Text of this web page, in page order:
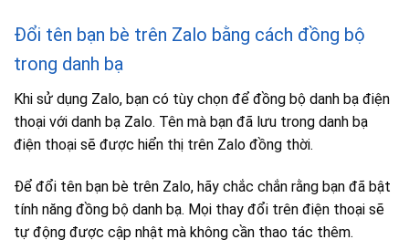
Đổi tên bạn bè trên Zalo bằng cách đồng bộ
trong danh bạ
Khi sử dụng Zalo, bạn có tùy chọn để đồng bộ danh bạ điện
thoại với danh bạ Zalo. Tên mà bạn đã lưu trong danh bạ
điện thoại sẽ được hiển thị trên Zalo đồng thời.
Để đổi tên bạn bè trên Zalo, hãy chắc chắn rằng bạn đã bật
tính năng đồng bộ danh bạ. Mọi thay đổi trên điện thoại sẽ
tự động được cập nhật mà không cần thao tác thêm.